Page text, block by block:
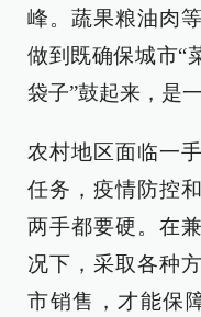
峰。蔬果粮油肉
做到既确保城市“
袋子”鼓起来，是
农村地区面临一
任务，疫情防控
两手都要硬。在
况下，采取各种
市销售，才能保